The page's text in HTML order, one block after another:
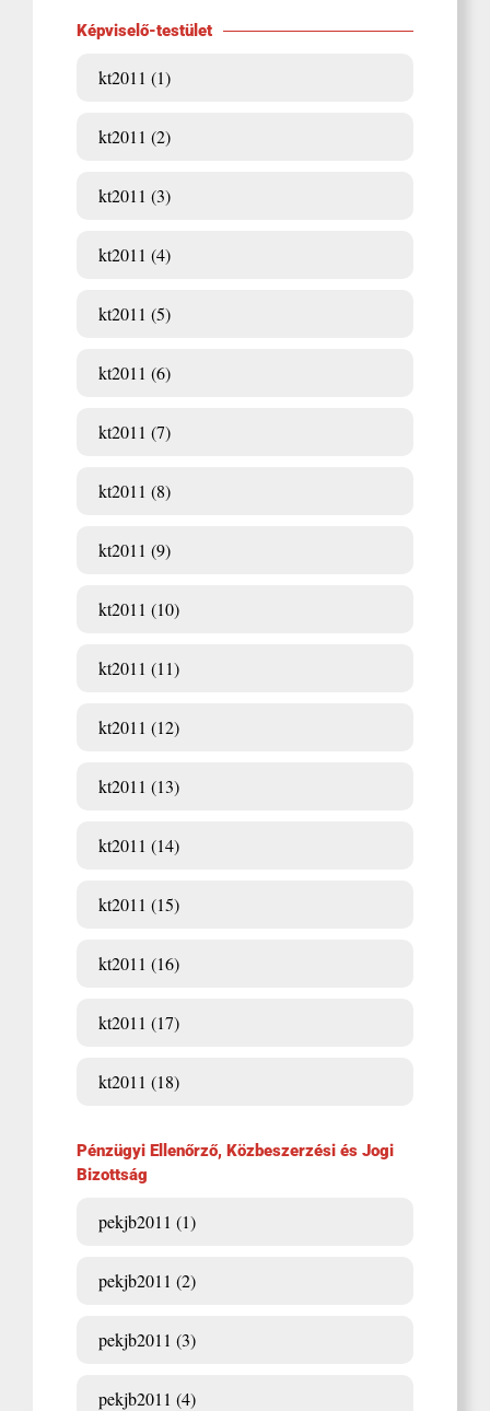
Képviselő-testület
kt2011 (1)
kt2011 (2)
kt2011 (3)
kt2011 (4)
kt2011 (5)
kt2011 (6)
kt2011 (7)
kt2011 (8)
kt2011 (9)
kt2011 (10)
kt2011 (11)
kt2011 (12)
kt2011 (13)
kt2011 (14)
kt2011 (15)
kt2011 (16)
kt2011 (17)
kt2011 (18)
Pénzügyi Ellenőrző, Közbeszerzési és Jogi
Bizottság
pekjb2011 (1)
pekjb2011 (2)
pekjb2011 (3)
pekjb2011 (4)